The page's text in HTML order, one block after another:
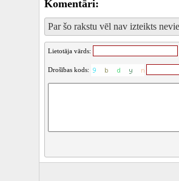
Komentāri:
Par šo rakstu vēl nav izteikts
Lietotāja vārds:
Drošības kods: